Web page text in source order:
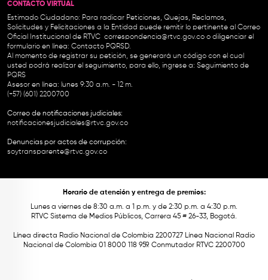
CONTACTO VIRTUAL
Estimado Ciudadano: Para radicar Peticiones, Quejas, Reclamos,
Solicitudes y Felicitaciones a la Entidad puede remitir lo pertinente al Correo
Oficial Institucional de RTVC correspondencia@rtvc.gov.co o diligenciar el
formulario en línea: Contacto PQRSD.
Al momento de registrar su petición, se generará un código con el cual
usted podrá realizar el seguimiento, para ello, ingrese a: Seguimiento de
PQRS
Asesor en línea: lunes 9:30 a.m. - 12 m.
(+57) (601) 2200700
Correo de notificaciones judiciales:
notificacionesjudiciales@rtvc.gov.co
Denuncias por actos de corrupción:
soytransparente@rtvc.gov.co
Horario de atención y entrega de premios:
Lunes a viernes de 8:30 a.m. a 1 p.m. y de 2:30 p.m. a 4:30 p.m.
RTVC Sistema de Medios Públicos, Carrera 45 # 26-33, Bogotá.
Línea directa Radio Nacional de Colombia 2200727 Línea Nacional Radio
Nacional de Colombia 01 8000 118 959. Conmutador RTVC 2200700